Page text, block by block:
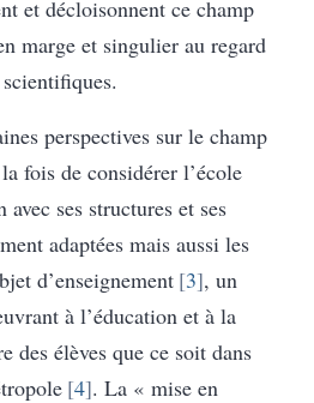
et décloisonnent ce champ
marge et singulier au regard
perspectives sur le champ
fois de considérer l’école
ses structures et ses
adaptées mais aussi les
d’enseignement 3 , un
à l’éducation et à la
des élèves que ce soit dans
4 . La « mise en